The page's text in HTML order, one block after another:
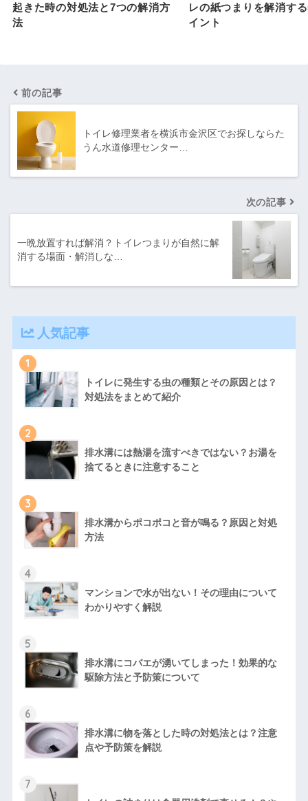
起きた時の対処法と7つの解消方
法
レの紙つまりを解消す
イント
前の記事
トイレ修理業者を横浜市金沢区でお探しならた
うん水道修理センター…
次の記事
一晩放置すれば解消？トイレつまりが自然に解
消する場面・解消しな…
人気記事
1
トイレに発生する虫の種類とその原因とは？
対処法をまとめて紹介
2
排水溝には熱湯を流すべきではない？お湯を
捨てるときに注意すること
3
排水溝からポコポコと音が鳴る？原因と対処
方法
4
マンションで水が出ない！その理由について
わかりやすく解説
5
排水溝にコバエが湧いてしまった！効果的な
駆除方法と予防策について
6
排水溝に物を落とした時の対処法とは？注意
点や予防策を解説
7